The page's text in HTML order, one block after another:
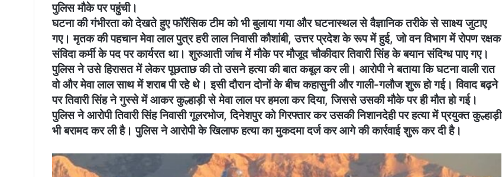
पुलिस मौके पर पहुंची।
घटना की गंभीरता को देखते हुए फॉरेंसिक टीम को भी बुलाया गया और घटनास्थल से वैज्ञानिक तरीके से साक्ष्य जुटाए
गए। मृतक की पहचान मेवा लाल पुत्र हरी लाल निवासी कौशांबी, उत्तर प्रदेश के रूप में हुई, जो वन विभाग में रोपण रक्षक
संविदा कर्मी के पद पर कार्यरत था। शुरुआती जांच में मौके पर मौजूद चौकीदार तिवारी सिंह के बयान संदिग्ध पाए गए।
पुलिस ने उसे हिरासत में लेकर पूछताछ की तो उसने हत्या की बात कबूल कर ली। आरोपी ने बताया कि घटना वाली रात
वो और मेवा लाल साथ में शराब पी रहे थे। इसी दौरान दोनों के बीच कहासुनी और गाली-गलौज शुरू हो गई। विवाद बढ़ने
पर तिवारी सिंह ने गुस्से में आकर कुल्हाड़ी से मेवा लाल पर हमला कर दिया, जिससे उसकी मौके पर ही मौत हो गई।
पुलिस ने आरोपी तिवारी सिंह निवासी गूलरभोज, दिनेशपुर को गिरफ्तार कर उसकी निशानदेही पर हत्या में प्रयुक्त कुल्हाड़ी
भी बरामद कर ली है। पुलिस ने आरोपी के खिलाफ हत्या का मुकदमा दर्ज कर आगे की कार्रवाई शुरू कर दी है।